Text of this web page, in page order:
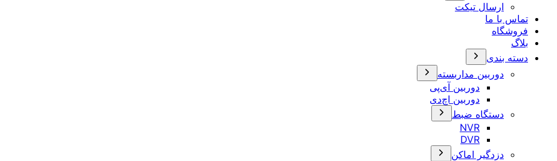
ارسال تیکت
تماس با ما
فروشگاه
بلاگ
دسته بندی
دوربین مداربسته
دوربین آی‌پی
دوربین اچ‌دی
دستگاه ضبط
NVR
DVR
دزدگیر اماکن